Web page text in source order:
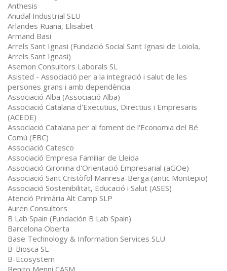
Anthesis
Anudal Industrial SLU
Arlandes Ruana, Elisabet
Armand Basi
Arrels Sant Ignasi (Fundació Social Sant Ignasi de Loiola,
Arrels Sant Ignasi)
Asemon Consultors Laborals SL
Asisted - Associació per a la integració i salut de les
persones grans i amb dependència
Associació Alba (Associació Alba)
Associació Catalana d'Executius, Directius i Empresaris
(ACEDE)
Associació Catalana per al foment de l'Economia del Bé
Comú (EBC)
Associació Catesco
Associació Empresa Familiar de Lleida
Associació Gironina d'Orientació Empresarial (aGOe)
Associació Sant Cristòfol Manresa-Berga (antic Montepio)
Associació Sostenibilitat, Educació i Salut (ASES)
Atenció Primària Alt Camp SLP
Auren Consultors
B Lab Spain (Fundación B Lab Spain)
Barcelona Oberta
Base Technology & Information Services SLU
B-Biosca SL
B-Ecosystem